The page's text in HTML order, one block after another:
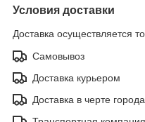
Условия доставки
Доставка осуществляется
Самовывоз
Доставка курьером
Доставка в черте города